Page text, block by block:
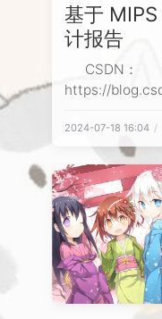
基于
计报告
CSDN：
https://
https://
一、实验任务
前提下，理解多
2024-07-18 16:04